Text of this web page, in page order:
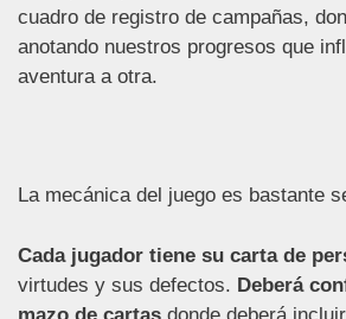
cuadro de registro de campañas,
anotando nuestros progresos que
aventura a otra.
La mecánica del juego es bastante
Cada jugador tiene su carta de
virtudes y sus defectos. Deberá